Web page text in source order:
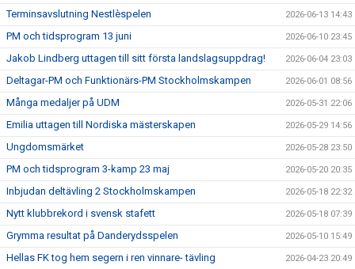
Terminsavslutning Nestlèspelen 2026-06-13 14:43
PM och tidsprogram 13 juni 2026-06-10 23:45
Jakob Lindberg uttagen till sitt första landslagsuppdrag! 2026-06-04 23:03
Deltagar-PM och Funktionärs-PM Stockholmskampen 2026-06-01 08:56
Många medaljer på UDM 2026-05-31 22:06
Emilia uttagen till Nordiska mästerskapen 2026-05-29 14:56
Ungdomsmärket 2026-05-28 23:50
PM och tidsprogram 3-kamp 23 maj 2026-05-20 20:35
Inbjudan deltävling 2 Stockholmskampen 2026-05-18 22:32
Nytt klubbrekord i svensk stafett 2026-05-18 07:39
Grymma resultat på Danderydsspelen 2026-05-10 15:49
Hellas FK tog hem segern i ren vinnare- tävling 2026-04-23 20:49